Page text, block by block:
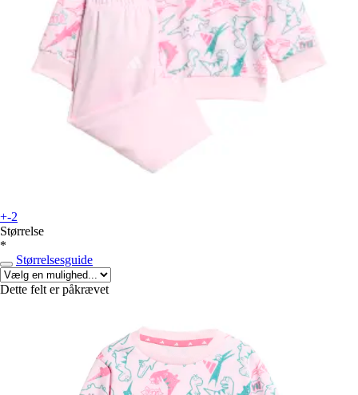
+-2
Størrelse
*
Størrelsesguide
Dette felt er påkrævet